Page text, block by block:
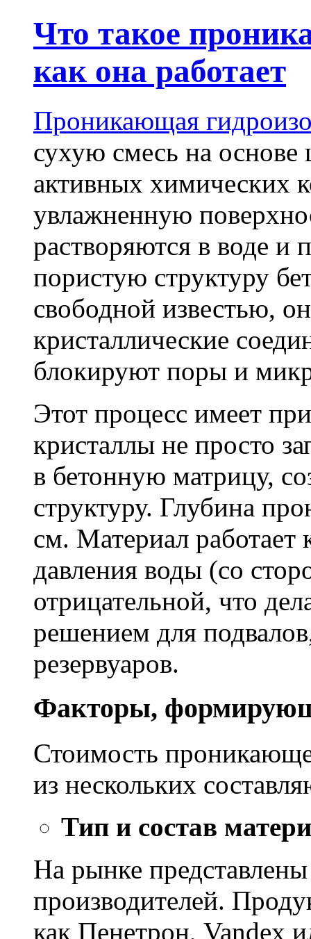
Что такое
как она работает
Проникающая
сухую смесь на основе
активных химических
увлажненную
растворяются в воде и
пористую структуру
свободной известью,
кристаллические
блокируют поры и
Этот процесс имеет
кристаллы не просто
в бетонную матрицу,
структуру. Глубина
см. Материал работает
давления воды (со
отрицательной, что
решением для
резервуаров.
Факторы,
Стоимость
из нескольких
Тип и состав
На рынке
производителей.
как Пенетрон, Vandex